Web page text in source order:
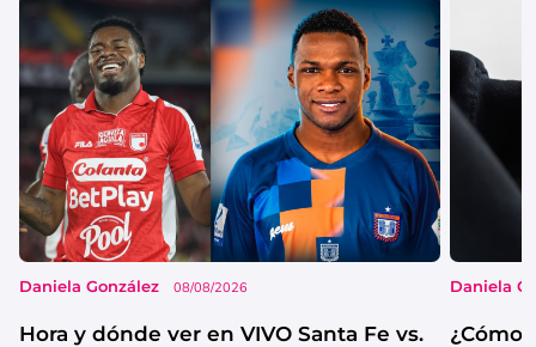
Daniela González 08/08/2026
Hora y dónde ver en VIVO Santa Fe vs.
Daniela
¿Cómo